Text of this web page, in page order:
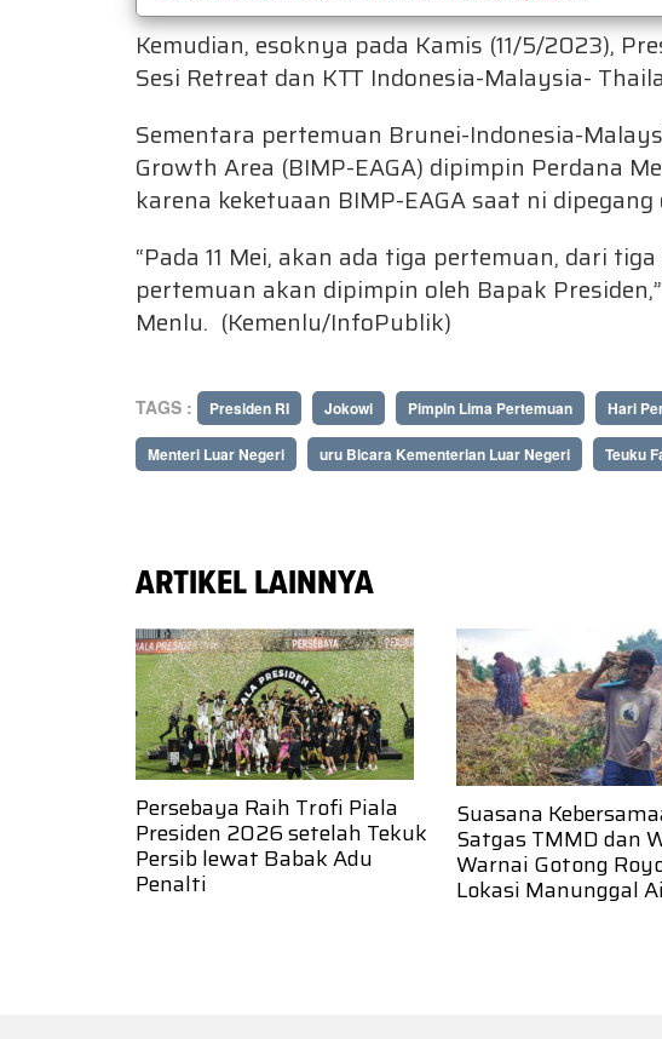
Kemudian, esoknya pada Kamis (11/5/2023),
Sesi Retreat dan KTT Indonesia-Malaysia-
Sementara pertemuan Brunei-Indonesia-
Growth Area (BIMP-EAGA) dipimpin Perdana
karena keketuaan BIMP-EAGA saat ni
“Pada 11 Mei, akan ada tiga pertemuan, dari
pertemuan akan dipimpin oleh Bapak
Menlu. (Kemenlu/InfoPublik)
TAGS : Presiden RI Jokowi Pimpin Lima Pertemuan Hari
Menteri Luar Negeri uru Bicara Kementerian Luar Negeri Teuku
ARTIKEL LAINNYA
Persebaya Raih Trofi Piala
Presiden 2026 setelah Tekuk
Persib lewat Babak Adu
Penalti
Suasana
Satgas TMMD dan
Warnai Gotong
Lokasi Manunggal